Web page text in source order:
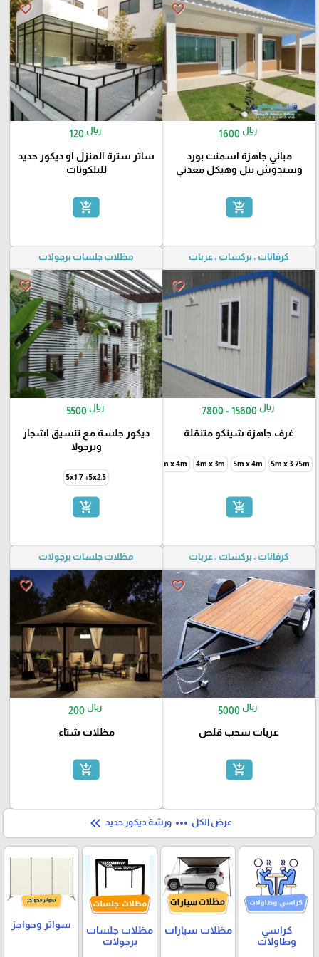
favorite_border
1600 ريال
مباني جاهزة اسمنت بورد
وسندوش بنل وهيكل معدني
add_shopping_cart
favorite_border
120 ريال
ساتر سترة المنزل او ديكور حديد
للبلكونات
add_shopping_cart
كرفانات ، بركسات ، عربات
favorite_border
7800 - 15600 ريال
غرف جاهزة شينكو متنقلة
5m x 3.75m
5m x 4m
4m x 3m
6m x 4m
add_shopping_cart
مظلات جلسات برجولات
favorite_border
5500 ريال
ديكور جلسة مع تنسيق اشجار
وبرجولا
5x1.7 +5x2.5
add_shopping_cart
كرفانات ، بركسات ، عربات
favorite_border
5000 ريال
عربات سحب قلص
add_shopping_cart
مظلات جلسات برجولات
favorite_border
200 ريال
مظلات شتاء
add_shopping_cart
عرض الكل more_horiz ورشة ديكور حديد keyboard_double_arrow_left
كراسي
وطاولات
مظلات سيارات
مظلات جلسات
برجولات
سواتر وحواجز